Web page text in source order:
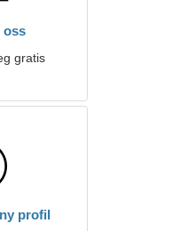
oss
gratis
profil